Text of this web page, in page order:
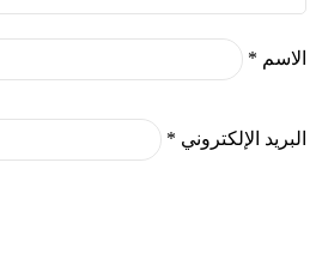
الاسم *
البريد الإلكتروني *